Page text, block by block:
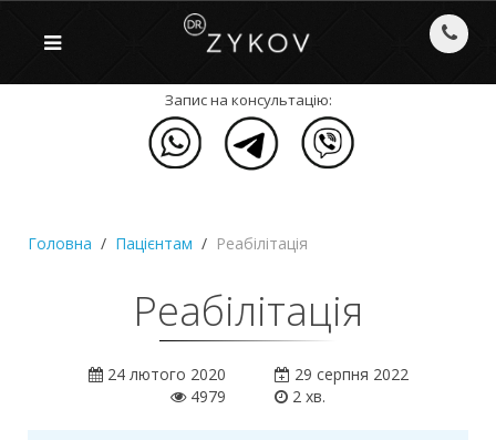
Запис на консультацію:
Головна Пацієнтам Реабілітація
Реабілітація
24 лютого 2020
29 серпня 2022
4979
2 хв.